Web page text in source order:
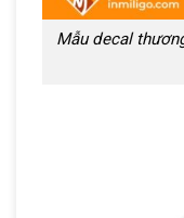
Mẫu decal